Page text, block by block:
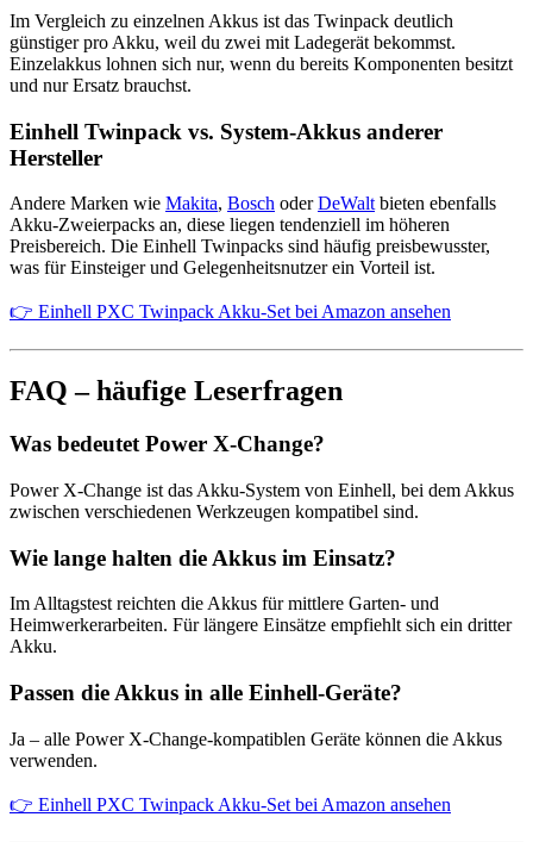
Im Vergleich zu einzelnen Akkus ist das Twinpack deutlich
günstiger pro Akku, weil du zwei mit Ladegerät bekommst.
Einzelakkus lohnen sich nur, wenn du bereits Komponenten besitzt
und nur Ersatz brauchst.
Einhell Twinpack vs. System-Akkus anderer
Hersteller
Andere Marken wie Makita, Bosch oderDeWalt bieten ebenfalls
Akku-Zweierpacks an, diese liegen tendenziell im höheren
Preisbereich. Die Einhell Twinpacks sind häufig preisbewusster,
was für Einsteiger und Gelegenheitsnutzer ein Vorteil ist.
👉 Einhell PXC Twinpack Akku-Set bei Amazon ansehen
FAQ – häufige Leserfragen
Was bedeutet Power X-Change?
Power X-Change ist das Akku-System von Einhell, bei dem Akkus
zwischen verschiedenen Werkzeugen kompatibel sind.
Wie lange halten die Akkus im Einsatz?
Im Alltagstest reichten die Akkus für mittlere Garten- und
Heimwerkerarbeiten. Für längere Einsätze empfiehlt sich ein dritter
Akku.
Passen die Akkus in alle Einhell-Geräte?
Ja – alle Power X-Change-kompatiblen Geräte können die Akkus
verwenden.
👉 Einhell PXC Twinpack Akku-Set bei Amazon ansehen